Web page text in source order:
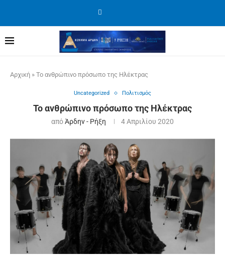
Αρχική » Το ανθρώπινο πρόσωπο της Ηλέκτρας
Uncategorized Πολιτισμός
Το ανθρώπινο πρόσωπο της Ηλέκτρας
απόΆρδην - Ρήξη 4 Απριλίου 2020